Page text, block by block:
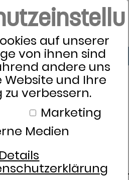
auf unserer
von ihnen sind
andere uns
Website und Ihre
zu verbessern.
Marketing
Medien
Details